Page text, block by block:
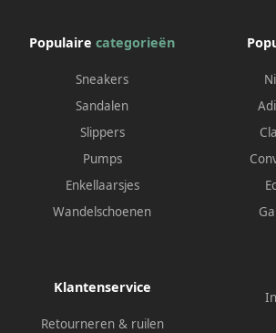
Populaire categorieën
Sneakers
Sandalen
Slippers
Pumps
Enkellaarsjes
Wandelschoenen
Klantenservice
Retourneren & ruilen